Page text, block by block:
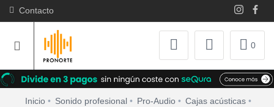
Contacto
0
Inicio Sonido profesional Pro-Audio
Cajas acústicas